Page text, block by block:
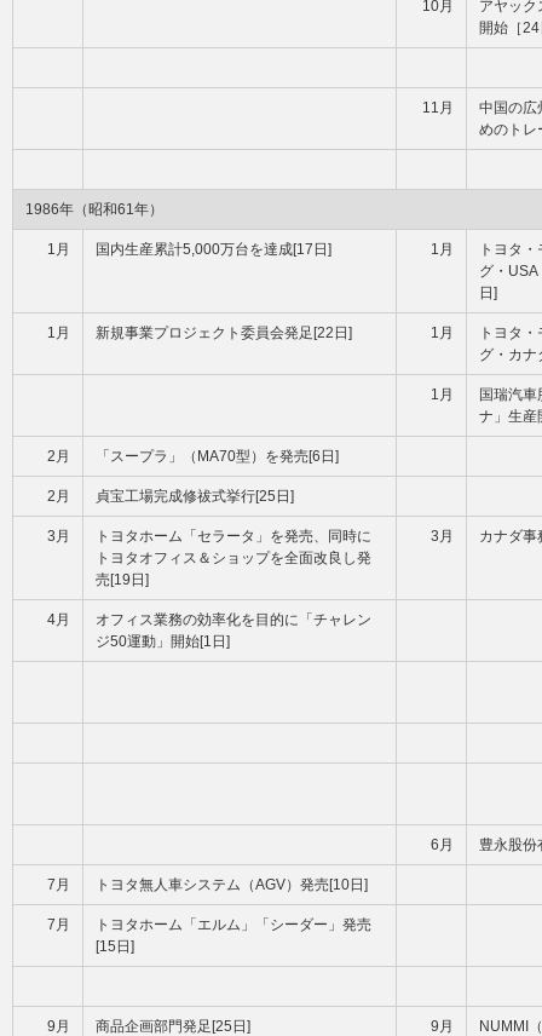
10月
アヤック
開始［
11月
中国の広
めのトレ
1986年（昭和61年）
1月 国内生産累計5,000万台を達成[17日] 1月
トヨタ
グ・
日]
1月 新規事業プロジェクト委員会発足[22日] 1月
トヨタ
グ・カナ
1月
国瑞汽
ナ」生産
2月 「スープラ」（MA70型）を発売[6日]
2月 貞宝工場完成修祓式挙行[25日]
3月
トヨタホーム「セラータ」を発売、同時に
トヨタオフィス＆ショップを全面改良し発
売[19日]
3月 カナダ事
4月
オフィス業務の効率化を目的に「チャレン
ジ50運動」開始[1日]
6月 豊永股份
7月 トヨタ無人車システム（AGV）発売[10日]
7月
トヨタホーム「エルム」「シーダー」発売
[15日]
9月 商品企画部門発足[25日] 9月
NUMMI